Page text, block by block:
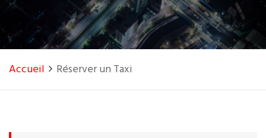
Accueil Réserver un Taxi